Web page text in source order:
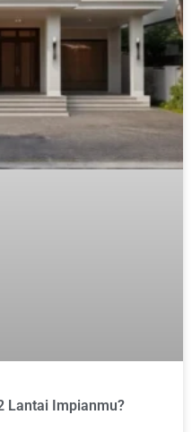
Lantai Impianmu?